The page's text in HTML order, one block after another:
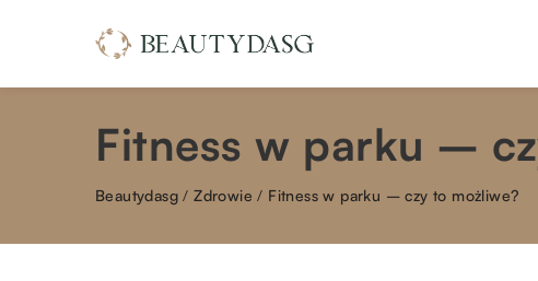
Fitness w parku –
Beautydasg /Zdrowie / Fitness w parku – czy to możliwe?